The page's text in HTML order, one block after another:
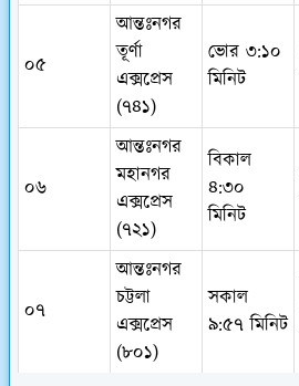
০৫
আন্তঃনগর
তূর্ণা
এক্সপ্রেস
(৭৪১)
ভোর ৩:১০
মিনিট
০৬
আন্তঃনগর
মহানগর
এক্সপ্রেস
(৭২১)
বিকাল
৪:৩০
মিনিট
০৭
আন্তঃনগর
চট্টলা
এক্সপ্রেস
(৮০১)
সকাল
৯:৫৭ মিনিট